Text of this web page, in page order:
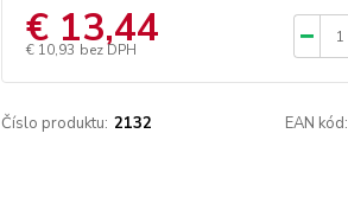
€ 13,44
€ 10,93 bez DPH
Číslo produktu: 2132 EAN kód: